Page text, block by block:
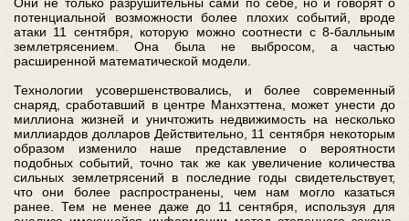
потенциальной возможности более плохих событий, вроде
атаки 11 сентября, которую можно соотнести с 8-балльным
землетрясением. Она была не выбросом, а частью
расширенной математической модели.
Технологии усовершенствовались, и более современный
снаряд, сработавший в центре Манхэттена, может унести до
миллиона жизней и уничтожить недвижимость на несколько
миллиардов долларов Действительно, 11 сентября некоторым
образом изменило наше представление о вероятности
подобных событий, точно так же как увеличение количества
сильных землетрясений в последние годы свидетельствует,
что они более распространены, чем нам могло казаться
ранее. Тем не менее даже до 11 сентября, используя для